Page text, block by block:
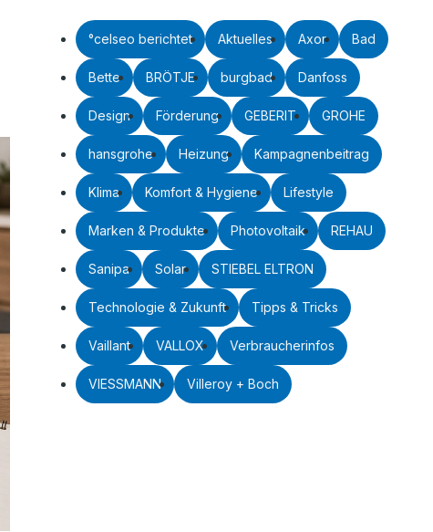
°celseo berichtet Aktuelles Axor Bad
Bette BRÖTJE burgbad Danfoss
Design Förderung GEBERIT GROHE
hansgrohe Heizung Kampagnenbeitrag
Klima Komfort & Hygiene Lifestyle
Marken & Produkte Photovoltaik REHAU
Sanipa Solar STIEBEL ELTRON
Technologie & Zukunft Tipps & Tricks
Vaillant VALLOX Verbraucherinfos
VIESSMANN Villeroy + Boch